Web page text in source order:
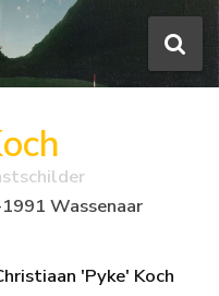
Wassenaar
'Pyke' Koch